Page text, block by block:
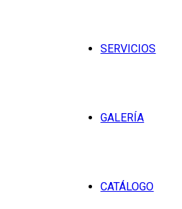
SERVICIOS
GALERÍA
CATÁLOGO